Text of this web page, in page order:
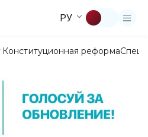
РУ
Конституционная реформа